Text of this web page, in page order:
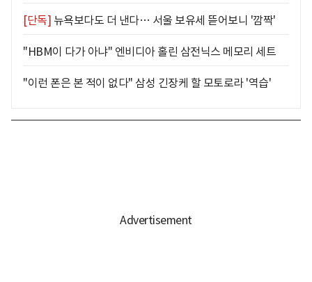
[단독] 뉴욕보다도 더 낸다… 서울 보유세 뜯어보니 '깜짝'
"HBM이 다가 아냐" 엔비디아 홀린 삼전닉스 메모리 세트
"이런 폰은 본 적이 없다" 삼성 긴장케 할 모토로라 '역습'